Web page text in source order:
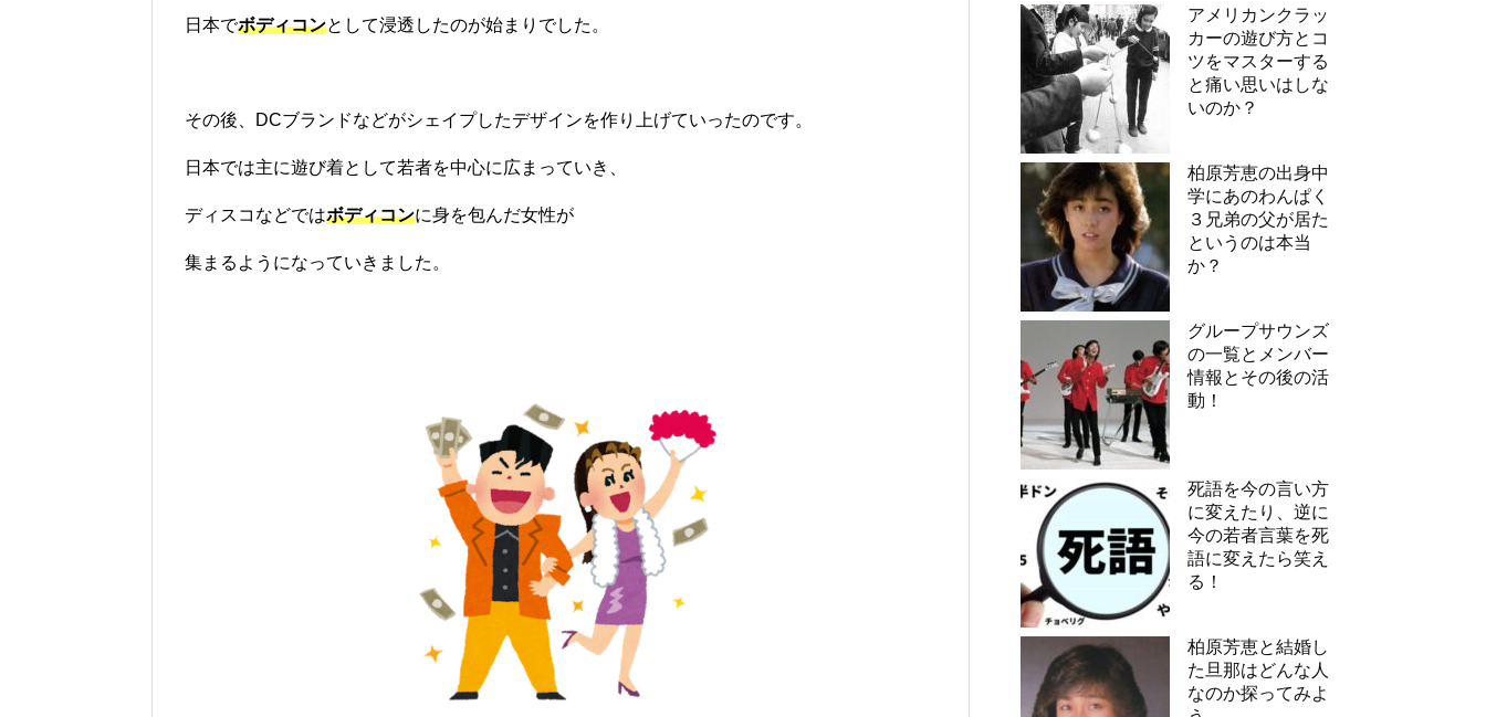
日本でボディコンとして浸透したのが始まりでした。
その後、DCブランドなどがシェイプしたデザインを作り上げていったのです。
日本では主に遊び着として若者を中心に広まっていき、
ディスコなどではボディコンに身を包んだ女性が
集まるようになっていきました。
アメリカンクラッ
カーの遊び方とコ
ツをマスターする
と痛い思いはしな
いのか？
柏原芳恵の出身中
学にあのわんぱく
３兄弟の父が居た
というのは本当
か？
グループサウンズ
の一覧とメンバー
情報とその後の活
動！
死語を今の言い方
に変えたり、逆に
今の若者言葉を死
語に変えたら笑え
る！
柏原芳恵と結婚し
た旦那はどんな人
なのか探ってみよ